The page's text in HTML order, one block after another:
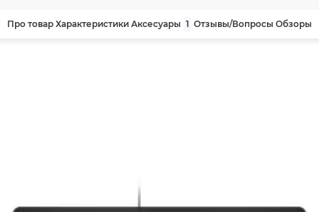
Про товар Характеристики Аксесуары 1 Отзывы/Вопросы Обзоры